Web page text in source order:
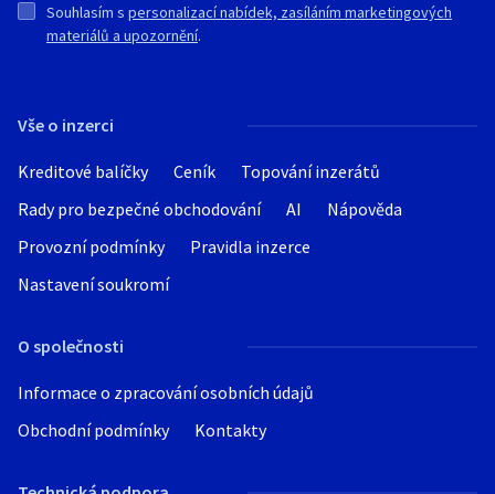
Vše o inzerci
Kreditové balíčky Ceník
Topování inzerátů
Rady pro bezpečné obchodování
AI
Nápověda
Provozní podmínky
Pravidla inzerce
Nastavení soukromí
O společnosti
Informace o zpracování osobních údajů
Obchodní podmínky
Kontakty
Souhlasím s personalizací nabídek, zasíláním marketingových
materiálů a upozornění.